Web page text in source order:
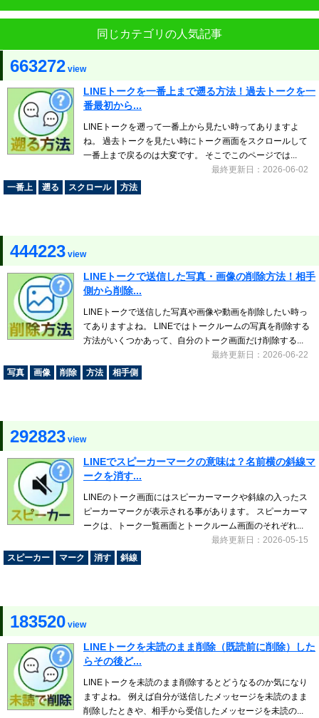
同じカテゴリの人気記事
663272 view
LINEトークを一番上まで遡る方法！過去トークを一
番最初から...
LINEトークを遡って一番上から見たい時ってありますよ
ね。 過去トークを見たい時にトーク画面をスクロールして
一番上まで戻るのは大変です。 そこでこのページでは...
最終更新日：2026-06-02
一番上
遡る スクロール 方法
444223 view
LINEトークで送信した写真・画像の削除方法！相手
側から削除...
LINEトークで送信した写真や画像や動画を削除したい時っ
てありますよね。 LINEではトークルームの写真を削除する
方法がいくつかあって、自分のトーク画面だけ削除する...
最終更新日：2026-06-22
写真
画像 削除 方法 相手側
292823 view
LINEでスピーカーマークの意味は？名前横の斜線マ
ークを消す...
LINEのトーク画面にはスピーカーマークや斜線の入ったス
ピーカーマークが表示される事があります。 スピーカーマ
ークは、トーク一覧画面とトークルーム画面のそれぞれ...
最終更新日：2026-05-15
スピーカー
マーク 消す 斜線
183520 view
LINEトークを未読のまま削除（既読前に削除）した
らその後ど...
LINEトークを未読のまま削除するとどうなるのか気になり
ますよね。 例えば自分が送信したメッセージを未読のまま
削除したときや、相手から受信したメッセージを未読の...